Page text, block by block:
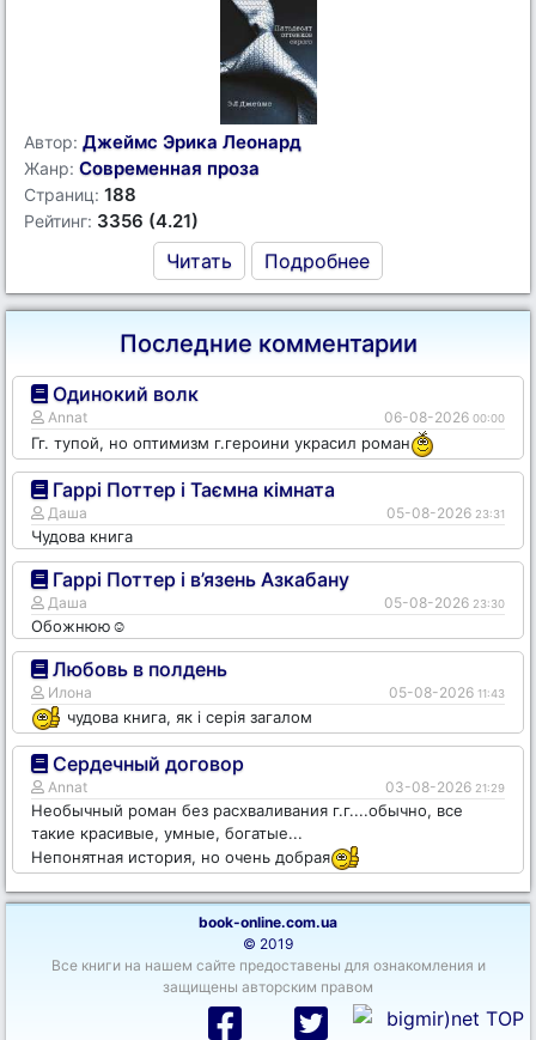
Автор: Джеймс Эрика Леонард
Жанр: Современная проза
Страниц: 188
Рейтинг: 3356 (4.21)
Читать Подробнее
Последние комментарии
Одинокий волк
Annat 06-08-2026 00:00
Гг. тупой, но оптимизм г.героини украсил роман
Гаррі Поттер і Таємна кімната
Даша 05-08-2026 23:31
Чудова книга
Гаррі Поттер і в’язень Азкабану
Даша 05-08-2026 23:30
Обожнюю☺️
Любовь в полдень
Илона 05-08-2026 11:43
чудова книга, як і серія загалом
Сердечный договор
Annat 03-08-2026 21:29
Необычный роман без расхваливания г.г....обычно, все
такие красивые, умные, богатые...
Непонятная история, но очень добрая
book-online.com.ua
© 2019
Все книги на нашем сайте предоставены для ознакомления и
защищены авторским правом